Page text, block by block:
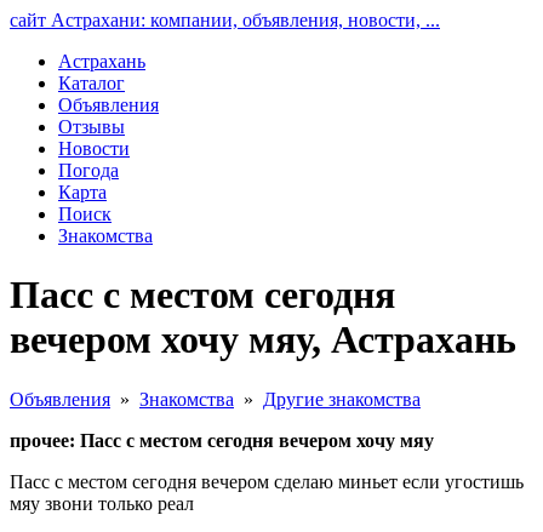
сайт Астрахани: компании, объявления, новости, ...
Астрахань
Каталог
Объявления
Отзывы
Новости
Погода
Карта
Поиск
Знакомства
Пасс с местом сегодня
вечером хочу мяу, Астрахань
Объявления » Знакомства » Другие знакомства
прочее: Пасс с местом сегодня вечером хочу мяу
Пасс с местом сегодня вечером сделаю миньет если угостишь
мяу звони только реал